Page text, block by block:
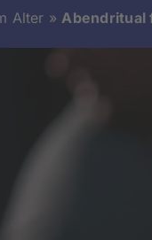
Alter »Abendritual